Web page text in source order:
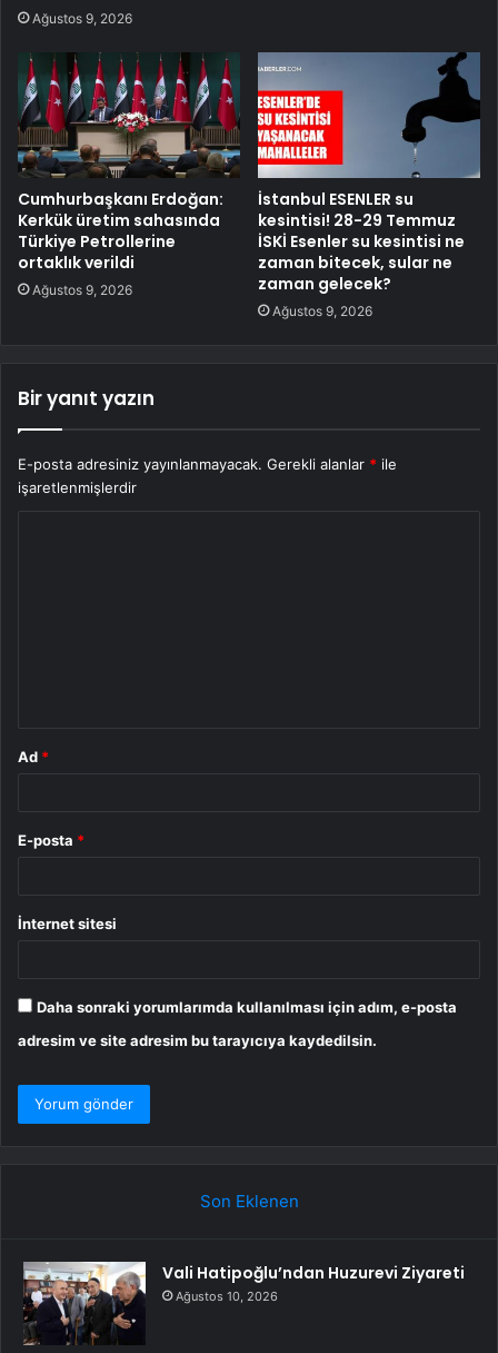
Ağustos 9, 2026
Cumhurbaşkanı Erdoğan:
Kerkük üretim sahasında
Türkiye Petrollerine
ortaklık verildi
Ağustos 9, 2026
İstanbul ESENLER su
kesintisi! 28-29 Temmuz
İSKİ Esenler su kesintisi ne
zaman bitecek, sular ne
zaman gelecek?
Ağustos 9, 2026
Bir yanıt yazın
E-posta adresiniz yayınlanmayacak. Gerekli alanlar * ile
işaretlenmişlerdir
Ad *
E-posta *
İnternet sitesi
Daha sonraki yorumlarımda kullanılması için adım, e-posta
adresim ve site adresim bu tarayıcıya kaydedilsin.
Son Eklenen
Vali Hatipoğlu’ndan Huzurevi Ziyareti
Ağustos 10, 2026